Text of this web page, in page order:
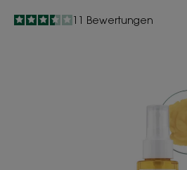
3.5
/511 Bewertungen